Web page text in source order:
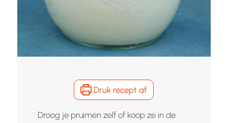
Druk recept af
Droog je pruimen zelf of koop ze in de